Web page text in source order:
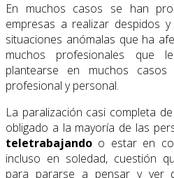
En muchos casos se han
empresas a realizar despidos
situaciones anómalas que ha
muchos profesionales que
plantearse en muchos
profesional y personal.
La paralización casi completa
obligado a la mayoría de las
teletrabajando o estar en
incluso en soledad, cuestión
para pararse a pensar y ver